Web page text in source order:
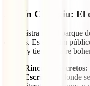
Jardín Cișmigiu: El
Si Herăstrau es el parque
detalles. Es el jardín
1847\) y tiene un aire
Rincones Secretos:
Escritores
, donde